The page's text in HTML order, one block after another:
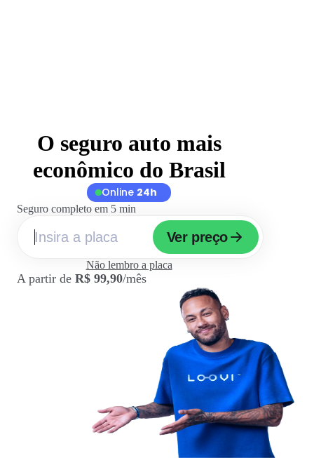
O seguro auto mais
econômico do Brasil
Online 24h
Seguro completo em 5 min
Ver preço
Não lembro a placa
A partir de R$ 99,90/mês